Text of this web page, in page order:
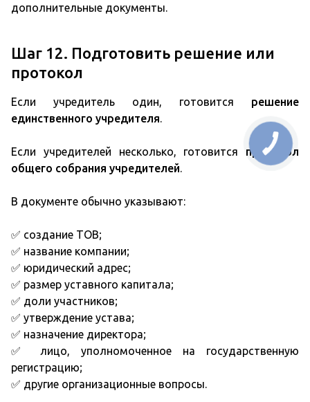
дополнительные документы.
Шаг 12. Подготовить решение или
протокол
Если учредитель один, готовится решение
единственного учредителя.
Если учредителей несколько, готовится протокол
общего собрания учредителей.
В документе обычно указывают:
✅ создание ТОВ;
✅ название компании;
✅ юридический адрес;
✅ размер уставного капитала;
✅ доли участников;
✅ утверждение устава;
✅ назначение директора;
✅ лицо, уполномоченное на государственную
регистрацию;
✅ другие организационные вопросы.